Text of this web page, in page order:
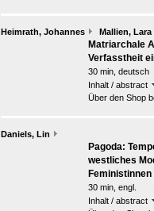
Heimrath, Johannes Mallien, Lara
Matriarchale
Verfasstheit
30 min, deutsch
Inhalt / abstract
Über den Shop
Daniels, Lin
Pagoda:
westliches
Feministinnen
30 min, engl.
Inhalt / abstract